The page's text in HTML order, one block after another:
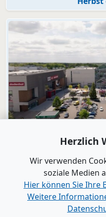
dodenhof als
Alle
Herzlich
Wir verwenden
soziale Medien
Hier können Sie Ihre
Weitere